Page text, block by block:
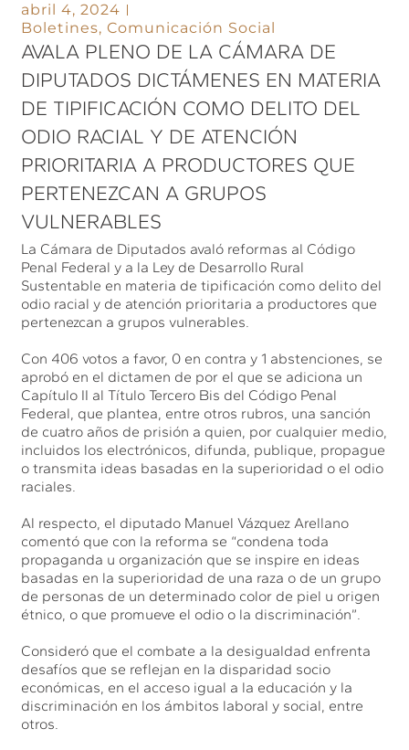
abril 4, 2024
Boletines,Comunicación Social
AVALA PLENO DE LA CÁMARA DE
DIPUTADOS DICTÁMENES EN MATERIA
DE TIPIFICACIÓN COMO DELITO DEL
ODIO RACIAL Y DE ATENCIÓN
PRIORITARIA A PRODUCTORES QUE
PERTENEZCAN A GRUPOS
VULNERABLES
La Cámara de Diputados avaló reformas al Código
Penal Federal y a la Ley de Desarrollo Rural
Sustentable en materia de tipificación como delito del
odio racial y de atención prioritaria a productores que
pertenezcan a grupos vulnerables.
Con 406 votos a favor, 0 en contra y 1 abstenciones, se
aprobó en el dictamen de por el que se adiciona un
Capítulo II al Título Tercero Bis del Código Penal
Federal, que plantea, entre otros rubros, una sanción
de cuatro años de prisión a quien, por cualquier medio,
incluidos los electrónicos, difunda, publique, propague
o transmita ideas basadas en la superioridad o el odio
raciales.
Al respecto, el diputado Manuel Vázquez Arellano
comentó que con la reforma se “condena toda
propaganda u organización que se inspire en ideas
basadas en la superioridad de una raza o de un grupo
de personas de un determinado color de piel u origen
étnico, o que promueve el odio o la discriminación”.
Consideró que el combate a la desigualdad enfrenta
desafíos que se reflejan en la disparidad socio
económicas, en el acceso igual a la educación y la
discriminación en los ámbitos laboral y social, entre
otros.